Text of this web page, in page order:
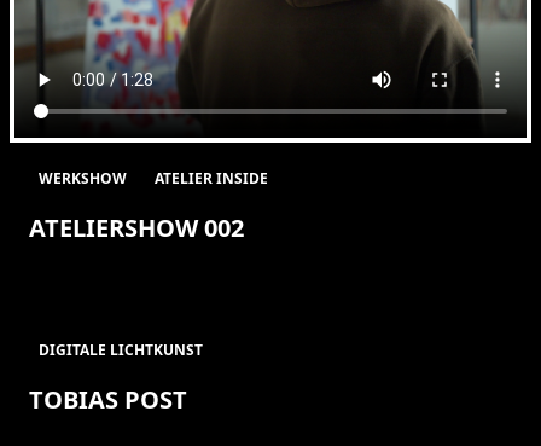
WERKSHOW ATELIER INSIDE
ATELIERSHOW 002
DIGITALE LICHTKUNST
TOBIAS POST